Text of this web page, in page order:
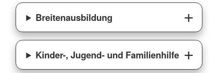
Breitenausbildung
Kinder-, Jugend- und Familienhilfe